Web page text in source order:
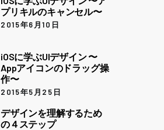
プリキルのキャンセル〜
2015年6月10日
iOSに学ぶUIデザイン 〜
Appアイコンのドラッグ操
作〜
2015年5月25日
デザインを理解するため
の４ステップ